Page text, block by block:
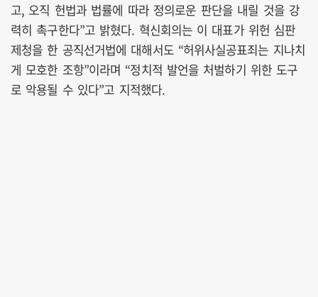
고, 오직 헌법과 법률에 따라 정의로운 판단을 내릴 것을 강
력히 촉구한다”고 밝혔다. 혁신회의는 이 대표가 위헌 심판
제청을 한 공직선거법에 대해서도 “허위사실공표죄는 지나치
게 모호한 조항”이라며 “정치적 발언을 처벌하기 위한 도구
로 악용될 수 있다”고 지적했다.